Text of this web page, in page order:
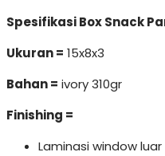
Spesifikasi Box Snack
Ukuran = 15x8x3
Bahan = ivory 310gr
Finishing =
Laminasi window luar